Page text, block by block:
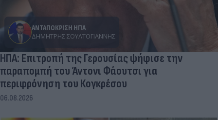
ΑΝΤΑΠΟΚΡΙΣΗ ΗΠΑ
ΔΗΜΉΤΡΗΣ ΣΟΥΛΤΟΓΙΆΝΝΗΣ
ΗΠΑ: Επιτροπή της Γερουσίας ψήφισε την
παραπομπή του Άντονι Φάουτσι για
περιφρόνηση του Κογκρέσου
06.08.2026